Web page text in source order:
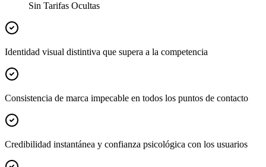
Sin Tarifas Ocultas
Identidad visual distintiva que supera a la competencia
Consistencia de marca impecable en todos los puntos de contacto
Credibilidad instantánea y confianza psicológica con los usuarios